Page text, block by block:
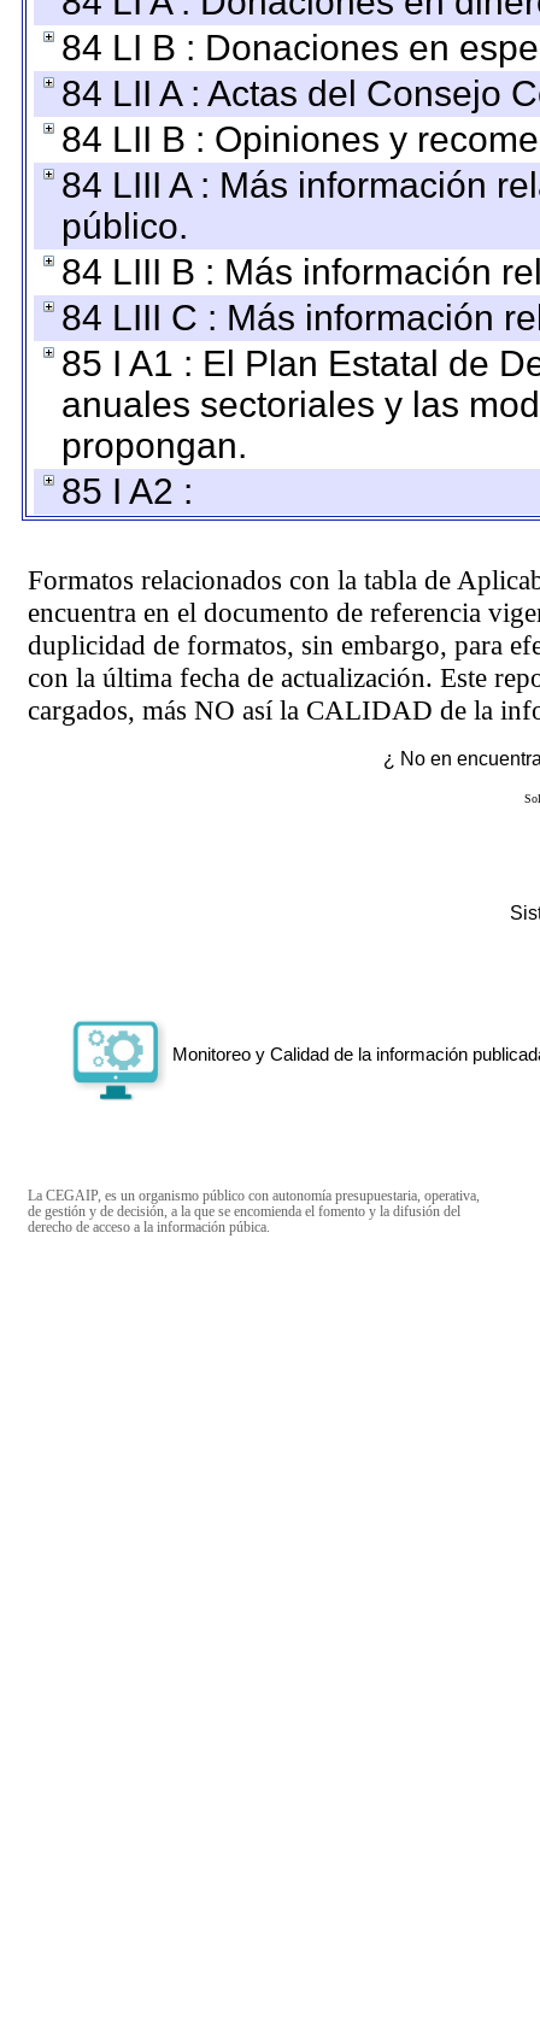
84 LI B : Donaciones en
84 LII A : Actas del Consejo
84 LII B : Opiniones y
84 LIII A : Más información
público.
84 LIII B : Más información
84 LIII C : Más información
85 I A1 : El Plan Estatal de
anuales sectoriales y las
propongan.
85 I A2 :
Formatos relacionados con la tabla de
encuentra en el documento de referencia
duplicidad de formatos, sin embargo, para
con la última fecha de actualización. Este
cargados, más NO así la CALIDAD de la
¿ No en
Monitoreo y Calidad de la información
La CEGAIP, es un organismo público con autonomía presupuestaria, operativa,
de gestión y de decisión, a la que se encomienda el fomento y la difusión del
derecho de acceso a la información púbica.